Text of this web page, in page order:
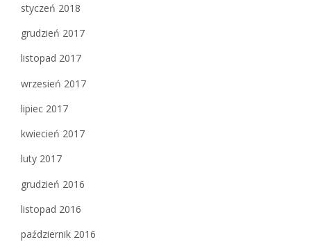
styczeń 2018
grudzień 2017
listopad 2017
wrzesień 2017
lipiec 2017
kwiecień 2017
luty 2017
grudzień 2016
listopad 2016
październik 2016